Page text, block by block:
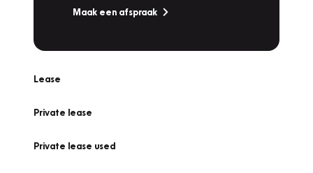
Maak een afspraak
Lease
Private lease
Private lease used